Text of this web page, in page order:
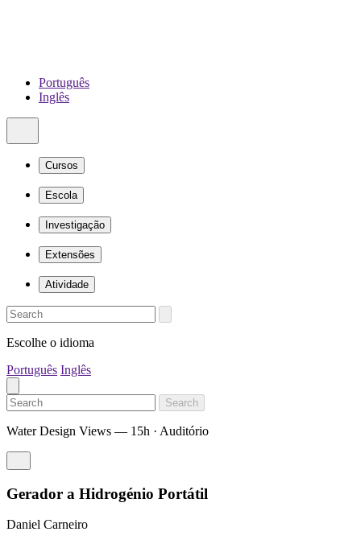
Português
Inglês
Cursos
Escola
Investigação
Extensões
Atividade
Escolhe o idioma
Português Inglês
Search
Water Design Views — 15h · Auditório
Gerador a Hidrogénio Portátil
Daniel Carneiro